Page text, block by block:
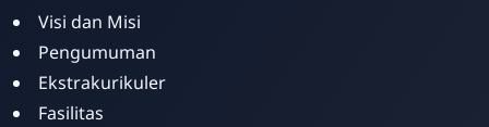
Visi dan Misi
Pengumuman
Ekstrakurikuler
Fasilitas